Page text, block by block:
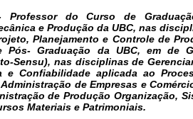
Professor do Curso de
e Produção da UBC, nas
Planejamento e Controle de
Graduação da UBC, em de
Sensu), nas disciplinas de
e Confiabilidade aplicada ao
de Empresas e
de Produção Organização,
Materiais e Patrimoniais.